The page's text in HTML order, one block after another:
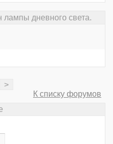
лампы дневного света.
>
К списку форумов